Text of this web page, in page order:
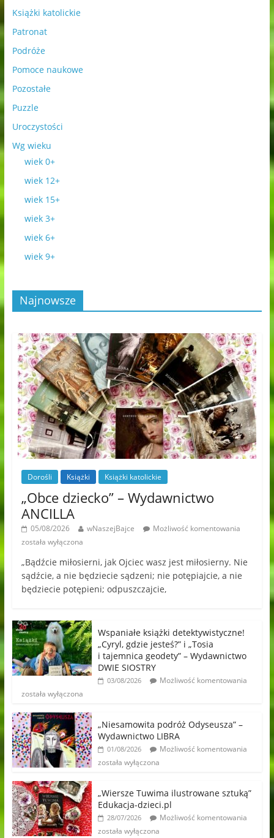
Książki katolickie
Patronat
Podróże
Pomoce naukowe
Pozostałe
Puzzle
Uroczystości
Wg wieku
wiek 0+
wiek 12+
wiek 15+
wiek 3+
wiek 6+
wiek 9+
Najnowsze
Dorośli Książki Książki katolickie
„Obce dziecko” – Wydawnictwo
ANCILLA
05/08/2026 wNaszejBajce
Możliwość komentowania
została wyłączona
„Bądźcie miłosierni, jak Ojciec wasz jest miłosierny. Nie
sądźcie, a nie będziecie sądzeni; nie potępiajcie, a nie
będziecie potępieni; odpuszczajcie,
Wspaniałe książki detektywistyczne!
„Cyryl, gdzie jesteś?” i „Tosia
i tajemnica geodety” – Wydawnictwo
DWIE SIOSTRY
03/08/2026
Możliwość komentowania
została wyłączona
„Niesamowita podróż Odyseusza” –
Wydawnictwo LIBRA
01/08/2026
Możliwość komentowania
została wyłączona
„Wiersze Tuwima ilustrowane sztuką”
Edukacja-dzieci.pl
28/07/2026
Możliwość komentowania
została wyłączona